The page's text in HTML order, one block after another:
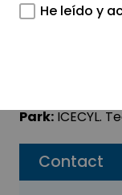
Contact
Park:ICECYL.
He leído y